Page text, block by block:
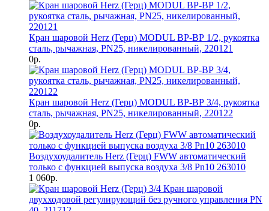
Кран шаровой Herz (Герц) MODUL ВР-ВР 1/2, рукоятка
сталь, рычажная, PN25, никелированный, 220121
0р.
Кран шаровой Herz (Герц) MODUL ВР-ВР 3/4, рукоятка
сталь, рычажная, PN25, никелированный, 220122
0р.
Воздухоудалитель Herz (Герц) FWW автоматический
только с функцией выпуска воздуха 3/8 Pn10 263010
1 060р.